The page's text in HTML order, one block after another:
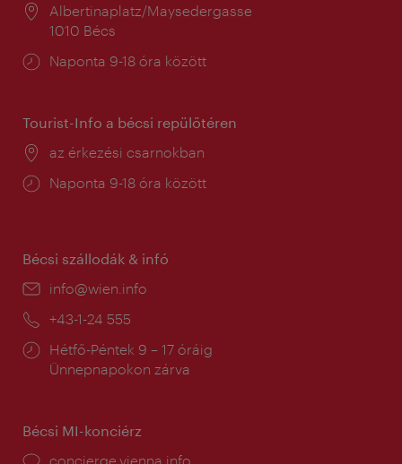
Helyszín:
Albertinaplatz/Maysedergasse
1010 Bécs
Nyitva
Naponta 9-18 óra között
Tourist-Info a bécsi repülőtéren
Helyszín:
az érkezési csarnokban
Nyitva
Naponta 9-18 óra között
Bécsi szállodák & infó
E-
info@wien.info
Telefon:
+43-1-24 555
Nyitva
tartás:
Hétfő-Péntek 9 – 17 óráig
Ünnepnapokon zárva
Bécsi MI-konciérz
concierge.vienna.info